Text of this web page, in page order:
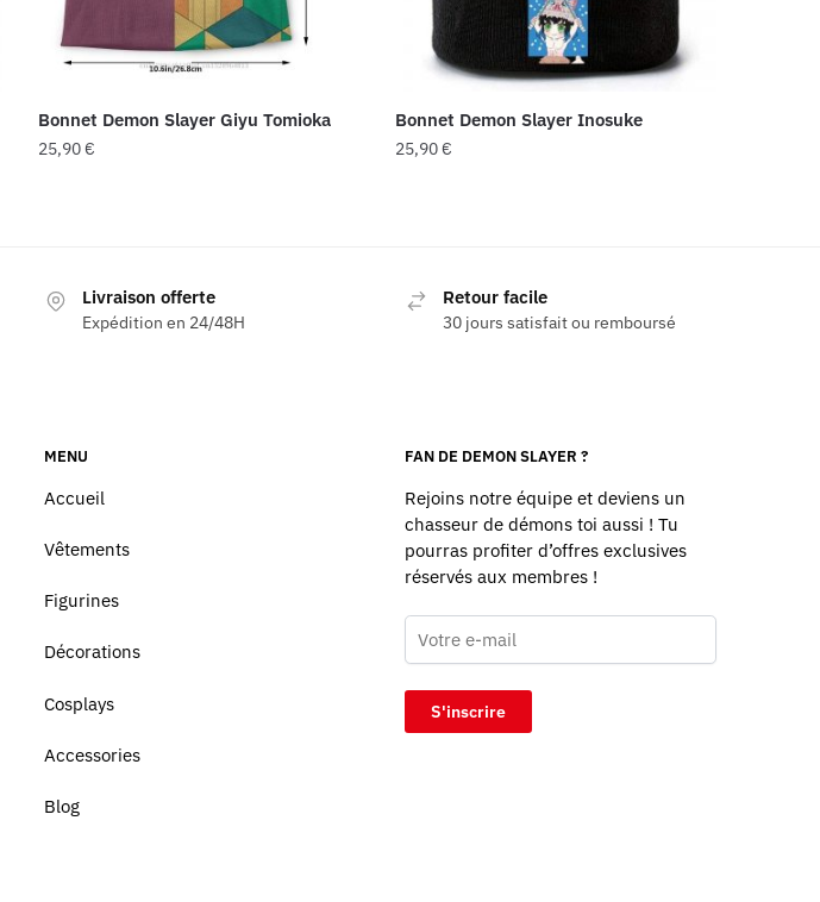
Bonnet Demon Slayer Giyu Tomioka
25,90€
Bonnet Demon Slayer Inosuke
25,90€
Livraison offerte
Expédition en 24/48H
Retour facile
30 jours satisfait ou remboursé
MENU
Accueil
Vêtements
Figurines
Décorations
Cosplays
Accessories
Blog
FAN DE DEMON SLAYER ?
Rejoins notre équipe et deviens un
chasseur de démons toi aussi ! Tu
pourras profiter d’offres exclusives
réservés aux membres !